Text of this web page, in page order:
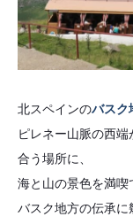
北スペインのバスク
ピレネー山脈の西
合う場所に、
海と山の景色を満喫
バスク地方の伝承